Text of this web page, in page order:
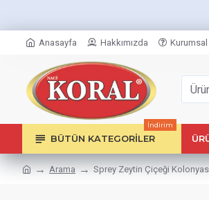
Anasayfa Hakkımızda Kurumsal
BÜTÜN KATEGORILER
İndirim
Arama Sprey Zeytin Çiçeği